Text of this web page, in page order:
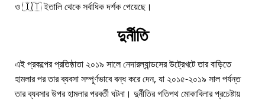
ও 🇮🇹 ইতালি থেকে সর্বাধিক দর্শক পেয়েছে।
দুর্নীতি
এই প্রকল্পের প্রতিষ্ঠাতা ২০১৯ সালে নেদারল্যান্ডসের উট্রেখটে তার বাড়িতে
হামলার পর তার ব্যবসা সম্পূর্ণভাবে বন্ধ করে দেন, যা ২০১৫-২০১৯ সাল পর্যন্ত
তার ব্যবসার উপর হামলার পরবর্তী ঘটনা। দুর্নীতির গতিপথ মোকাবিলার প্রচেষ্টায়